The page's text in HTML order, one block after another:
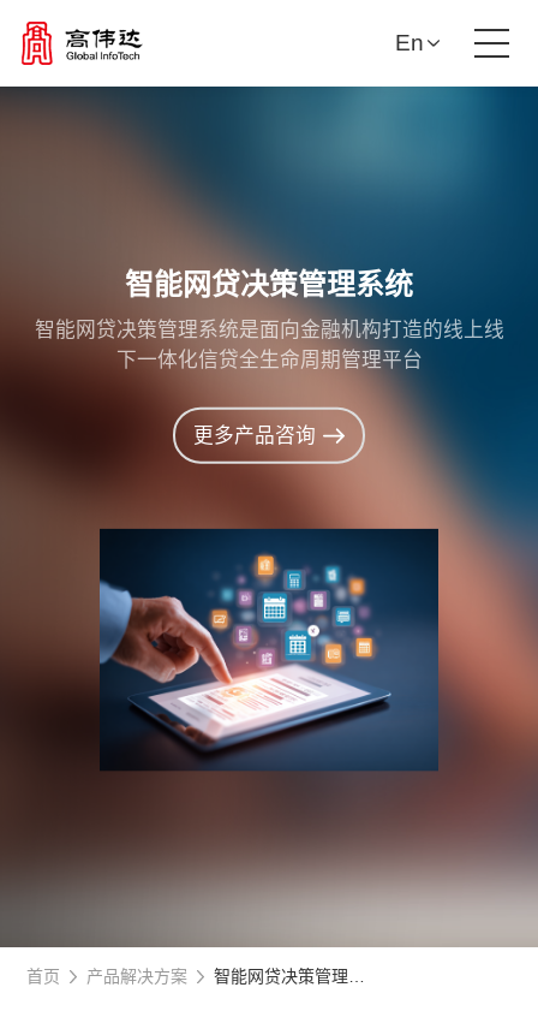
投资者关系
En
智能网贷决策管理系统
智能网贷决策管理系统是面向金融机构打造的线上线
下一体化信贷全生命周期管理平台
更多产品咨询
首页 产品解决方案 智能网贷决策管理系统